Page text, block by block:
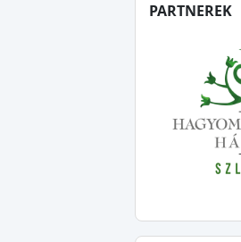
PARTNEREK